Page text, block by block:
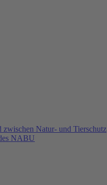
zwischen Natur- und Tierschutz
NABU